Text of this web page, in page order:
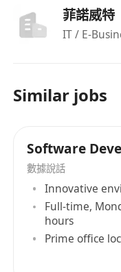
精通Java/
OPF、XCT、
Docker容器化
踐。
菲諾威特
IT / E-
Similar jobs
Software
數據說話
Innovative
Full-time,
hours
Prime office